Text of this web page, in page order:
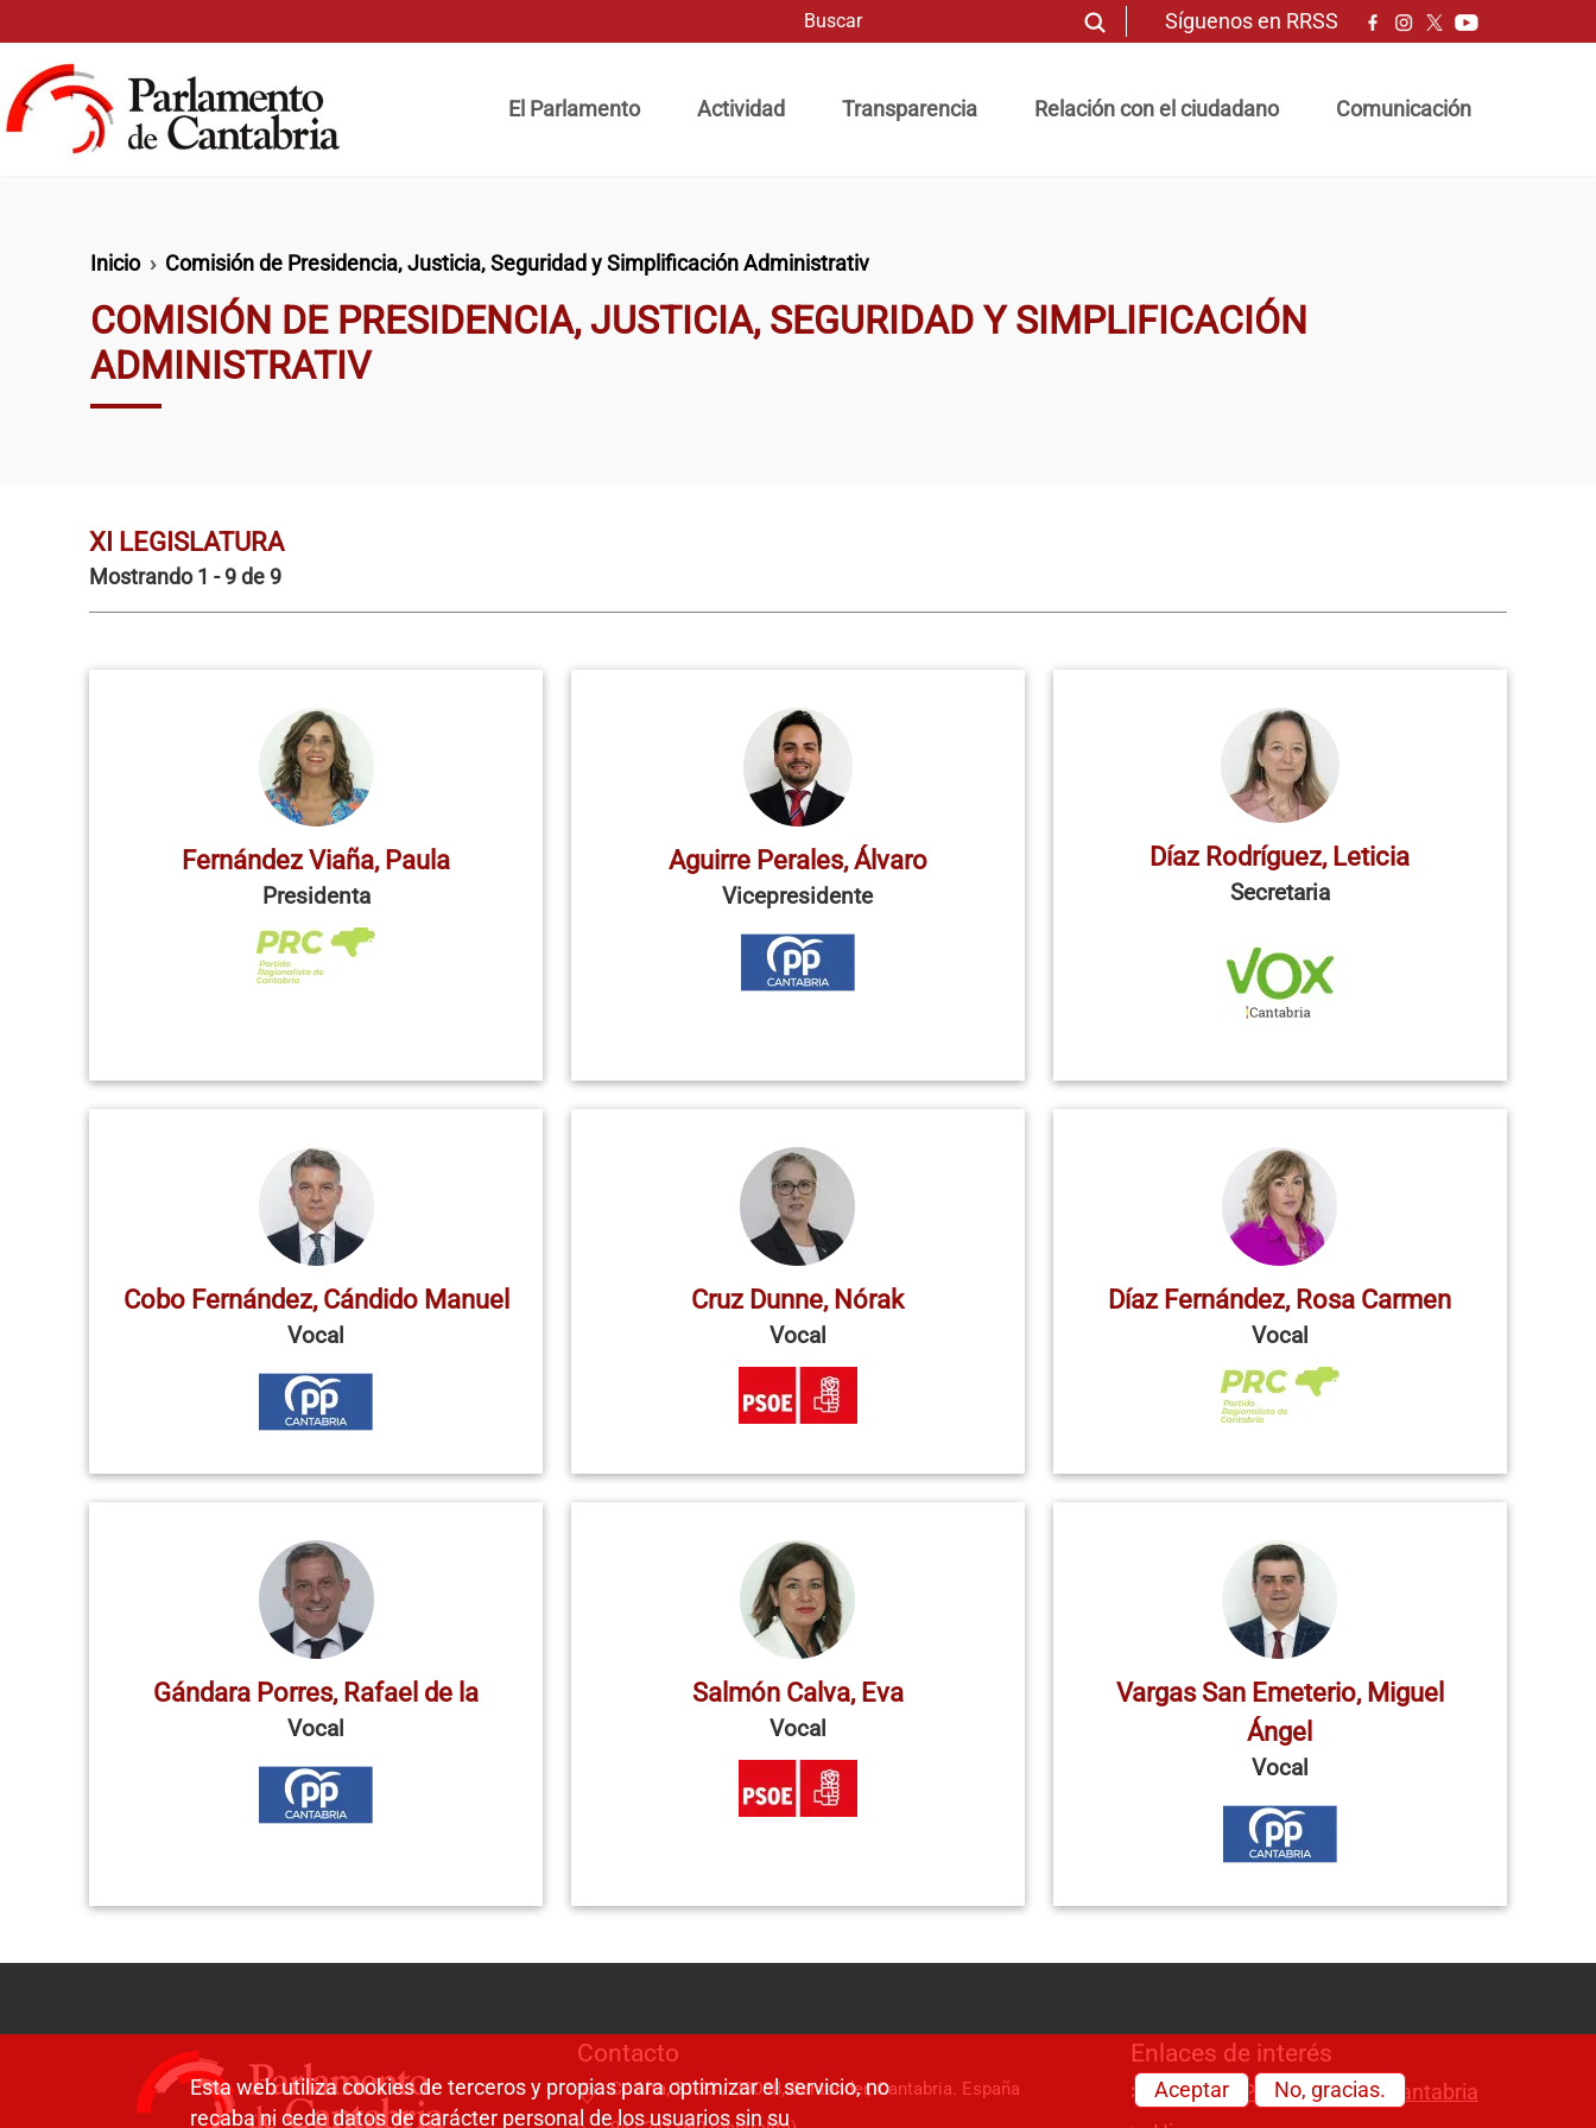
Síguenos en RRSS
El Parlamento
Actividad Transparencia Relación con el ciudadano Comunicación
Ruta de navegación
Inicio Comisión de Presidencia, Justicia, Seguridad y Simplificación Administrativ
COMISIÓN DE PRESIDENCIA, JUSTICIA, SEGURIDAD Y SIMPLIFICACIÓN
ADMINISTRATIV
XI LEGISLATURA
Mostrando 1 - 9 de 9
Fernández Viaña, Paula
Presidenta
Aguirre Perales, Álvaro
Vicepresidente
Díaz Rodríguez, Leticia
Secretaria
Cobo Fernández, Cándido Manuel
Vocal
Cruz Dunne, Nórak
Vocal
Díaz Fernández, Rosa Carmen
Vocal
Gándara Porres, Rafael de la
Vocal
Salmón Calva, Eva
Vocal
Vargas San Emeterio, Miguel
Ángel
Vocal
Contacto
C/ Alta, 31-33 / 39008, Santander, Cantabria. España
Enlaces de interés
Visitas al Parlamento de Cantabria
Esta web utiliza cookies de terceros y propias para optimizar el servicio, no
recaba ni cede datos de carácter personal de los usuarios sin su
Aceptar No, gracias.